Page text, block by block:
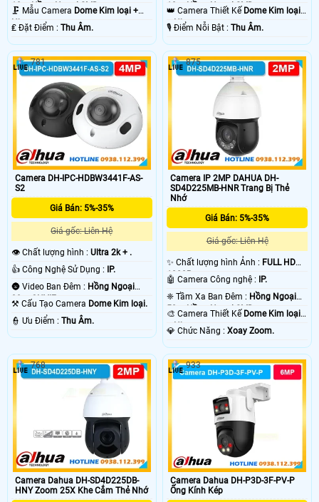
10m Hồng Ngoại SMD.
🗜️ Mẫu Camera Dome Kim loại +
Nhựa.
️₤ Đặt Điểm : Thu Âm.
10m Hồng Ngoại SMD.
👑 Camera Thiết Kế Dome Kim loại
+ Nhựa.
️🎙 Điểm Nỗi Bật :Thu Âm.
Camera DH-IPC-HDBW3441F-AS-
S2
Giá Bán: 5%-35%
Giá gốc: Liên Hệ
👁 Chất lượng hình : Ultra 2k + .
👍 Công Nghệ Sử Dụng : IP.
🌚 Video Ban Đêm : Hồng Ngoại
30m ONVIF.
⚒ Cấu Tạo Camera Dome Kim loại.
️👮 Ưu Điểm : Thu Âm.
781
Camera IP 2MP DAHUA DH-
SD4D225MB-HNR Trang Bị Thẻ
Nhớ
Giá Bán: 5%-35%
Giá gốc: Liên Hệ
✨ Chất lượng hình Ảnh : FULL HD
1080P .
🤖️ Camera Công nghệ : IP.
❈ Tầm Xa Ban Đêm : Hồng Ngoại
50m Hồng Ngoại SMD.
🎨 Camera Thiết Kế Dome Kim loại
+ Nhựa.
️💎 Chức Năng :Xoay Zoom.
875
Camera Dahua DH-SD4D225DB-
HNY Zoom 25X Khe Cắm Thẻ Nhớ
768
Camera Dahua DH-P3D-3F-PV-P
Ống Kính Kép
933